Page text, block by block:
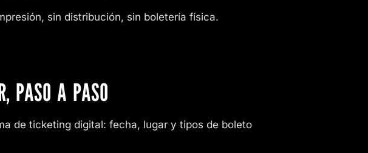
sin distribución, sin boletería física.
PASO A PASO
de ticketing digital: fecha, lugar y tipos de boleto